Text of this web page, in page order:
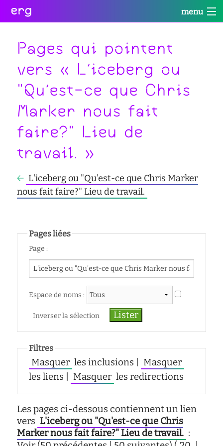
erg menu
Retour
Infos
pratiques
collectives
informations
administratives
équipes
international
actualités
contact
Retour
Soutien
conseil
des
aide
réussite
inclusif
accessibilité
safesa
tutorat
Retour
Web
portail
des
étudiant·e·s
numériques
satellites
Rechercher
Retour
Pages qui pointent
vers « L'iceberg ou
"Qu'est-ce que Chris
Marker nous fait
faire?" Lieu de
travail. »
← L'iceberg ou "Qu'est-ce que Chris Marker
nous fait faire?" Lieu de travail.
Pages liées
Page :
Espace de noms :
Inverser la sélection
Filtres
Masquer les inclusions |
Masquer
les liens |
Masquer les redirections
Les pages ci-dessous contiennent un lien
vers L'iceberg ou "Qu'est-ce que Chris
Marker nous fait faire?" Lieu de travail. :